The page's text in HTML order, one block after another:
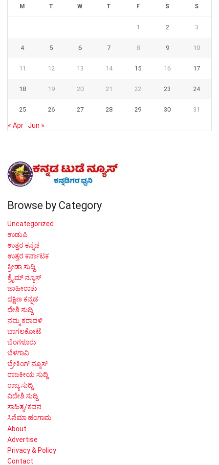
M T W T F S S
1 2 3
4 5 6 7 8 9 10
11 12 13 14 15 16 17
18 19 20 21 22 23 24
25 26 27 28 29 30 31
« Apr Jun »
Browse by Category
Uncategorized
ಉಡುಪಿ
ಉತ್ತರ ಕನ್ನಡ
ಉತ್ತರ ಕರ್ನಾಟಕ
ಕ್ರೀಡಾ ಸುದ್ದಿ
ಕ್ರೈಮ್ ನ್ಯೂಸ್
ಜಾಹೀರಾತು
ದಕ್ಷಿಣ ಕನ್ನಡ
ದೇಶಿ ಸುದ್ದಿ
ನಮ್ಮ ಕರಾವಳಿ
ಬಾಗಲಕೋಟೆ
ಬೆಂಗಳೂರು
ಬೆಳಗಾವಿ
ಬ್ರೇಕಿಂಗ್ ನ್ಯೂಸ್
ರಾಜಕೀಯ ಸುದ್ದಿ
ರಾಜ್ಯ ಸುದ್ದಿ
ವಿದೇಶಿ ಸುದ್ದಿ
ಸಾಹಿತ್ಯ/ಕವನ
ಸಿನೆಮಾ ಹಂಗಾಮ
About
Advertise
Privacy & Policy
Contact